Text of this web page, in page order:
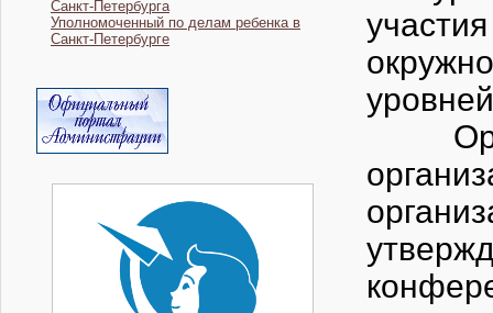
Санкт-Петербурга
Уполномоченный по делам ребенка в
Санкт-Петербурге